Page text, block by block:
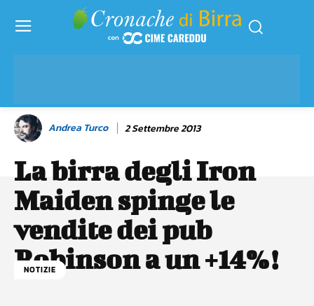
Andrea Turco 2 Settembre 2013
La birra degli Iron
Maiden spinge le
vendite dei pub
Robinson a un +14%!
NOTIZIE